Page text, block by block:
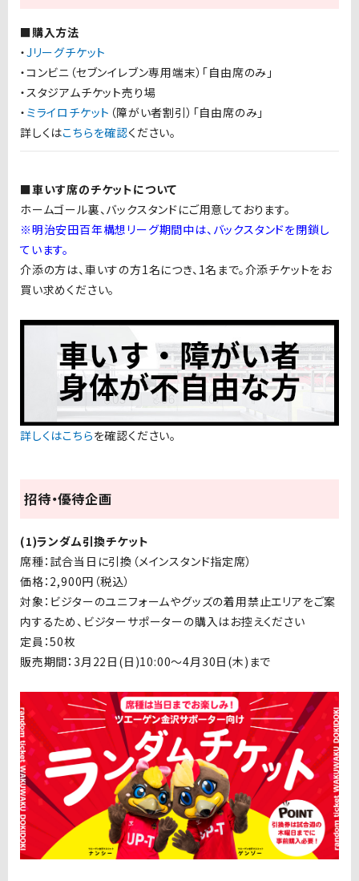
■購入方法
・J リーグチケット
・コンビニ（セブンイレブン専用端末） 「自由席のみ」
・スタジアムチケット売り場
・ ミライロチケット （障がい者割引）「自由席のみ」
詳しくはこちらを確認ください。
■車いす席のチケットについて
ホームゴール裏、バックスタンドにご用意しております。
※明治安田百年構想リーグ期間中は、バックスタンドを閉鎖し
ています。
介添の方は、車いすの方1名につき、1名まで。介添チケットをお
買い求めください。
詳しくはこちらを確認ください。
招待・優待企画
(1)ランダム引換チケット
席種：試合当日に引換（メインスタンド指定席）
価格：2,900円（税込）
対象：ビジターのユニフォームやグッズの着用禁止エリアをご案
内するため、ビジターサポーターの購入はお控えください
定員：50枚
販売期間：3月22日(日)10:00〜4月30日(木)まで